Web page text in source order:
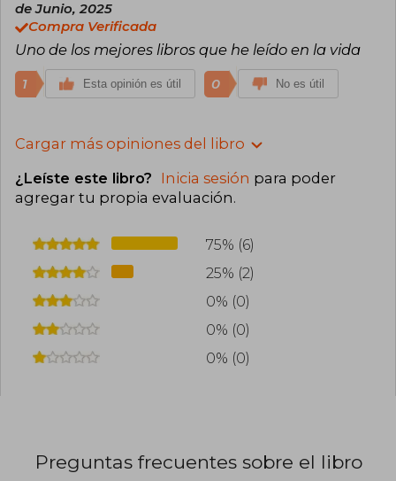
de Junio, 2025
Compra Verificada
Uno de los mejores libros que he leído en la vida
1 Esta opinión es útil 0 No es útil
Cargar más opiniones del libro
¿Leíste este libro? Inicia sesión para poder
agregar tu propia evaluación.
75% (6)
25% (2)
0% (0)
0% (0)
0% (0)
Preguntas frecuentes sobre el libro